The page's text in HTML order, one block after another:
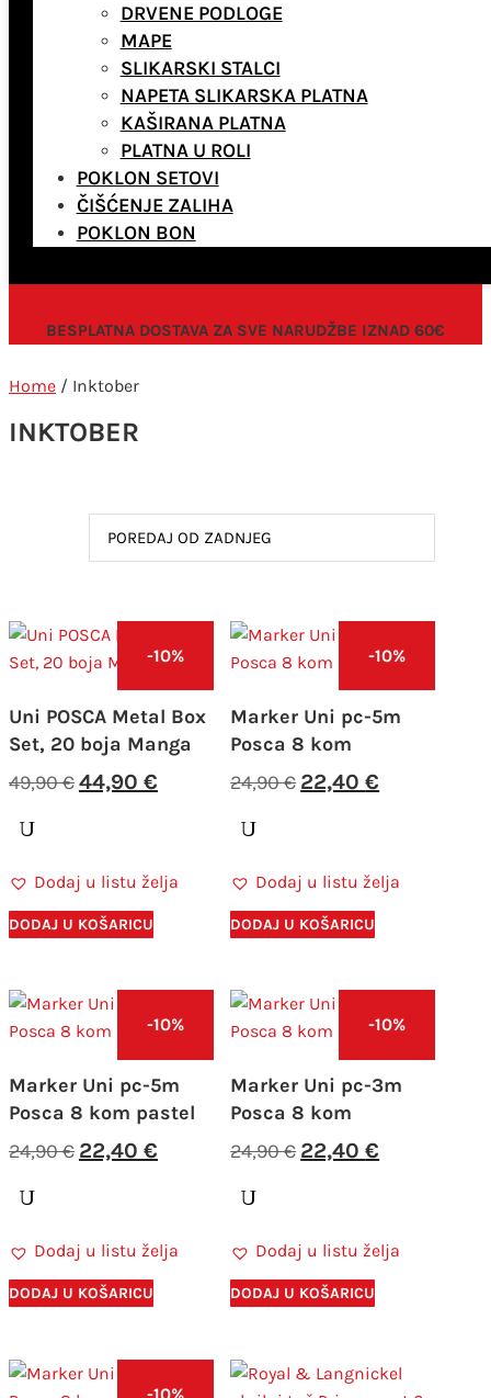
DRVENE PODLOGE
MAPE
SLIKARSKI STALCI
NAPETA SLIKARSKA PLATNA
KAŠIRANA PLATNA
PLATNA U ROLI
POKLON SETOVI
ČIŠĆENJE ZALIHA
POKLON BON
BESPLATNA DOSTAVA ZA SVE NARUDŽBE IZNAD 60€
Home / Inktober
INKTOBER
-10%
Uni POSCA Metal Box
Set, 20 boja Manga
49,90€Izvorna
49,90 €.
44,90 € Trenutna
Dodaj u listu želja
DODAJ U KOŠARICU
-10%
Marker Uni pc-5m
Posca 8 kom
24,90€ Izvorna
24,90 €.
22,40€
Dodaj u listu želja
DODAJ U KOŠARICU
-10%
Marker Uni pc-5m
Posca 8 kom pastel
24,90€ Izvorna
24,90 €.
22,40 € Trenutna
Dodaj u listu želja
DODAJ U KOŠARICU
-10%
Marker Uni pc-3m
Posca 8 kom
24,90€ Izvorna
24,90 €.
22,40€
Dodaj u listu želja
DODAJ U KOŠARICU